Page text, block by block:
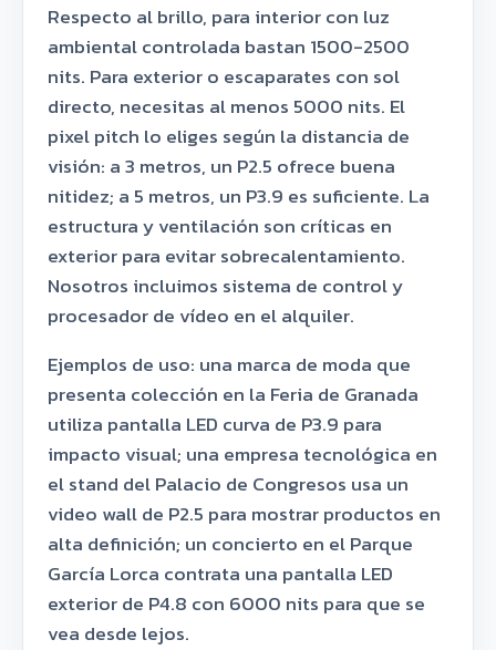
Respecto al brillo, para interior con luz
ambiental controlada bastan 1500-2500
nits. Para exterior o escaparates con sol
directo, necesitas al menos 5000 nits. El
pixel pitch lo eliges según la distancia de
visión: a 3 metros, un P2.5 ofrece buena
nitidez; a 5 metros, un P3.9 es suficiente. La
estructura y ventilación son críticas en
exterior para evitar sobrecalentamiento.
Nosotros incluimos sistema de control y
procesador de vídeo en el alquiler.
Ejemplos de uso: una marca de moda que
presenta colección en la Feria de Granada
utiliza pantalla LED curva de P3.9 para
impacto visual; una empresa tecnológica en
el stand del Palacio de Congresos usa un
video wall de P2.5 para mostrar productos en
alta definición; un concierto en el Parque
García Lorca contrata una pantalla LED
exterior de P4.8 con 6000 nits para que se
vea desde lejos.